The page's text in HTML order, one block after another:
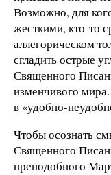
Возможно, для
жесткими, кто-то
аллегорическом
сгладить острые
Священного
изменчивого
в «удобно-
Чтобы осознать
Священного
преподобного